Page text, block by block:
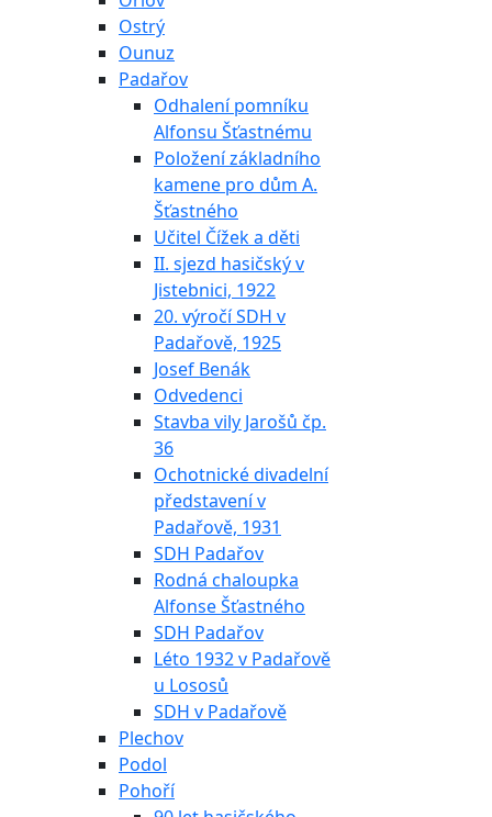
Ostrý
Ounuz
Padařov
Odhalení pomníku
Alfonsu Šťastnému
Položení základního
kamene pro dům A.
Šťastného
Učitel Čížek a děti
II. sjezd hasičský v
Jistebnici, 1922
20. výročí SDH v
Padařově, 1925
Josef Benák
Odvedenci
Stavba vily Jarošů čp.
36
Ochotnické divadelní
představení v
Padařově, 1931
SDH Padařov
Rodná chaloupka
Alfonse Šťastného
SDH Padařov
Léto 1932 v Padařově
u Lososů
SDH v Padařově
Plechov
Podol
Pohoří